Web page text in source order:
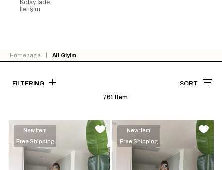
Kolay İade
İletişim
Homepage Alt Giyim
FILTERING
SORT
761 Item
New Item
Free Shipping
New Item
Free Shipping